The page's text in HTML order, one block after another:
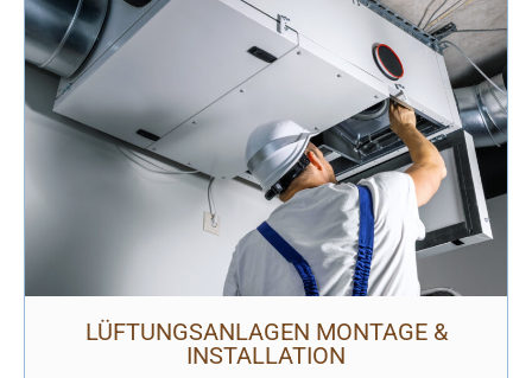
LÜFTUNGSANLAGEN MONTAGE &
INSTALLATION